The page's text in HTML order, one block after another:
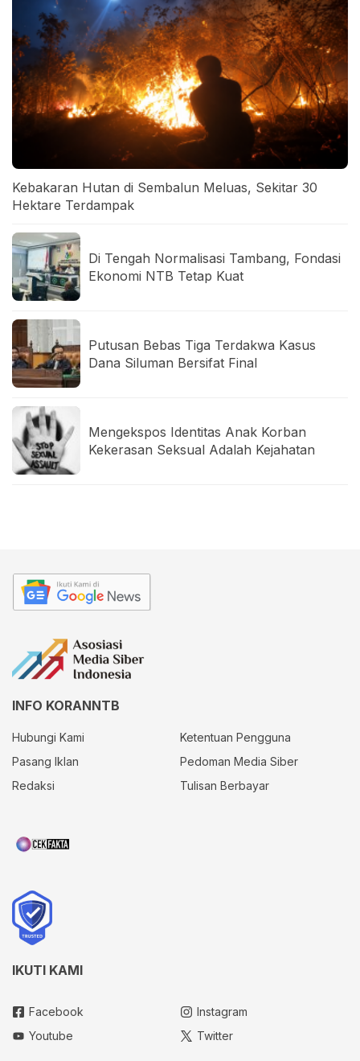
Kebakaran Hutan di Sembalun Meluas, Sekitar 30
Hektare Terdampak
Di Tengah Normalisasi Tambang, Fondasi
Ekonomi NTB Tetap Kuat
Putusan Bebas Tiga Terdakwa Kasus
Dana Siluman Bersifat Final
Mengekspos Identitas Anak Korban
Kekerasan Seksual Adalah Kejahatan
INFO KORANNTB
Hubungi Kami
Ketentuan Pengguna
Pasang Iklan
Pedoman Media Siber
Redaksi
Tulisan Berbayar
IKUTI KAMI
Facebook
Instagram
Youtube
Twitter